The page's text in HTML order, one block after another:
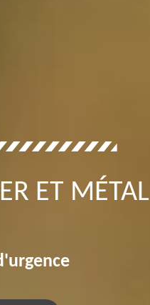
ET MÉTAL